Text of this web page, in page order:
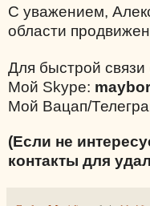
С уважением,
области
Для быстрой связи
Мой Skype:
Мой Вацап/
(Если не
контакты для